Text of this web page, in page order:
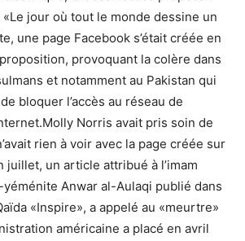
jour où tout le monde dessine un
une page Facebook s’était créée en
provoquant la colère dans
et notamment au Pakistan qui
bloquer l’accès au réseau de
Norris avait pris soin de
rien à voir avec la page créée sur
juillet, un article attribué à l’imam
Anwar al-Aulaqi publié dans
«Inspire», a appelé au «meurtre»
américaine a placé en avril